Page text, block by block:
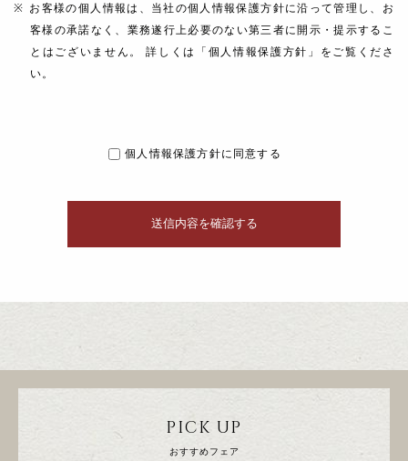
お客様の個人情報は、当社の個人情報保護方針に沿って管理し、お
客様の承諾なく、業務遂行上必要のない第三者に開示・提示するこ
とはございません。 詳しくは「個人情報保護方針」をご覧くださ
い。
個人情報保護方針に同意する
PICK UP
おすすめフェア